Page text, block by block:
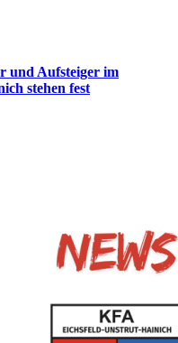
und Aufsteiger im
stehen fest